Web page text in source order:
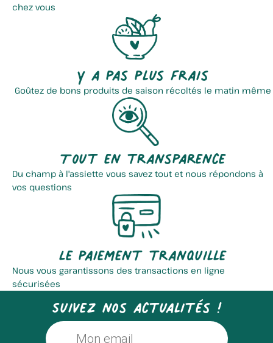
chez vous
Y a pas plus frais
Goûtez de bons produits de saison récoltés le matin même
Tout en transparence
Du champ à l'assiette vous savez tout et nous répondons à
vos questions
Le paiement tranquille
Nous vous garantissons des transactions en ligne
sécurisées
Suivez nos actualités !